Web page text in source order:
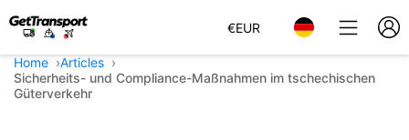
€EUR
Home
Articles
Sicherheits- und Compliance-Maßnahmen im tschechischen
Güterverkehr